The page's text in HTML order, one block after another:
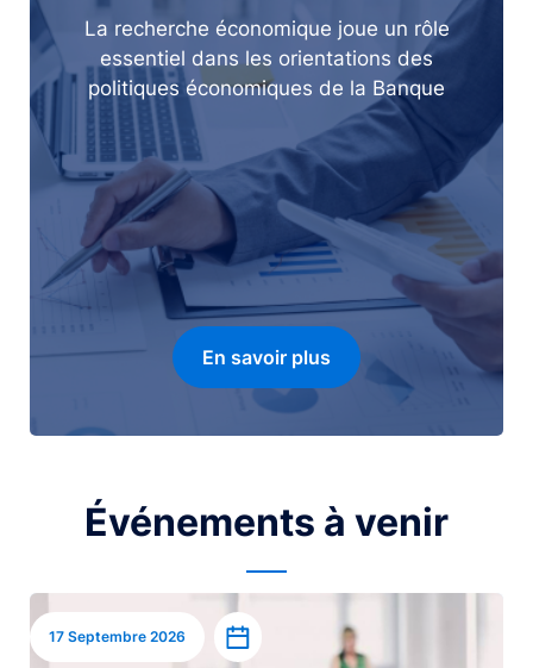
La recherche économique joue un rôle
essentiel dans les orientations des
politiques économiques de la Banque
En savoir plus
Événements à venir
Image
17 Septembre 2026 Ajouter à l’agenda